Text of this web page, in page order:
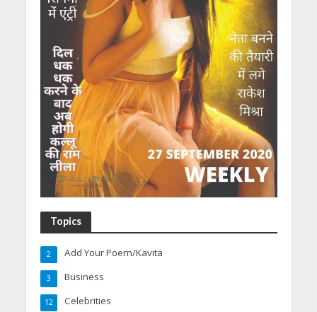
Topics
Add Your Poem/Kavita
2
Business
3
Celebrities
12